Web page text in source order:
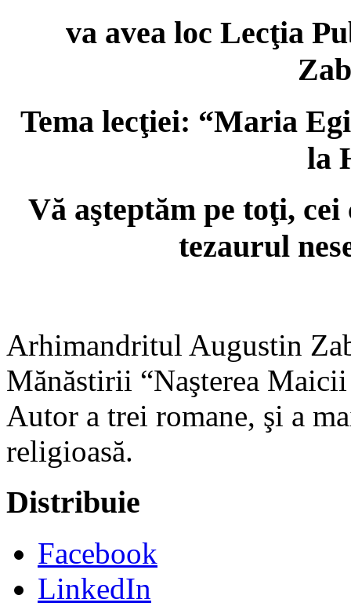
va avea loc Lecţia
Tema lecţiei: “Maria
la
Vă aşteptăm pe toţi,
tezaurul
Arhimandritul Augustin
Mănăstirii “Naşterea
Autor a trei romane, şi a
religioasă.
Distribuie
Facebook
LinkedIn